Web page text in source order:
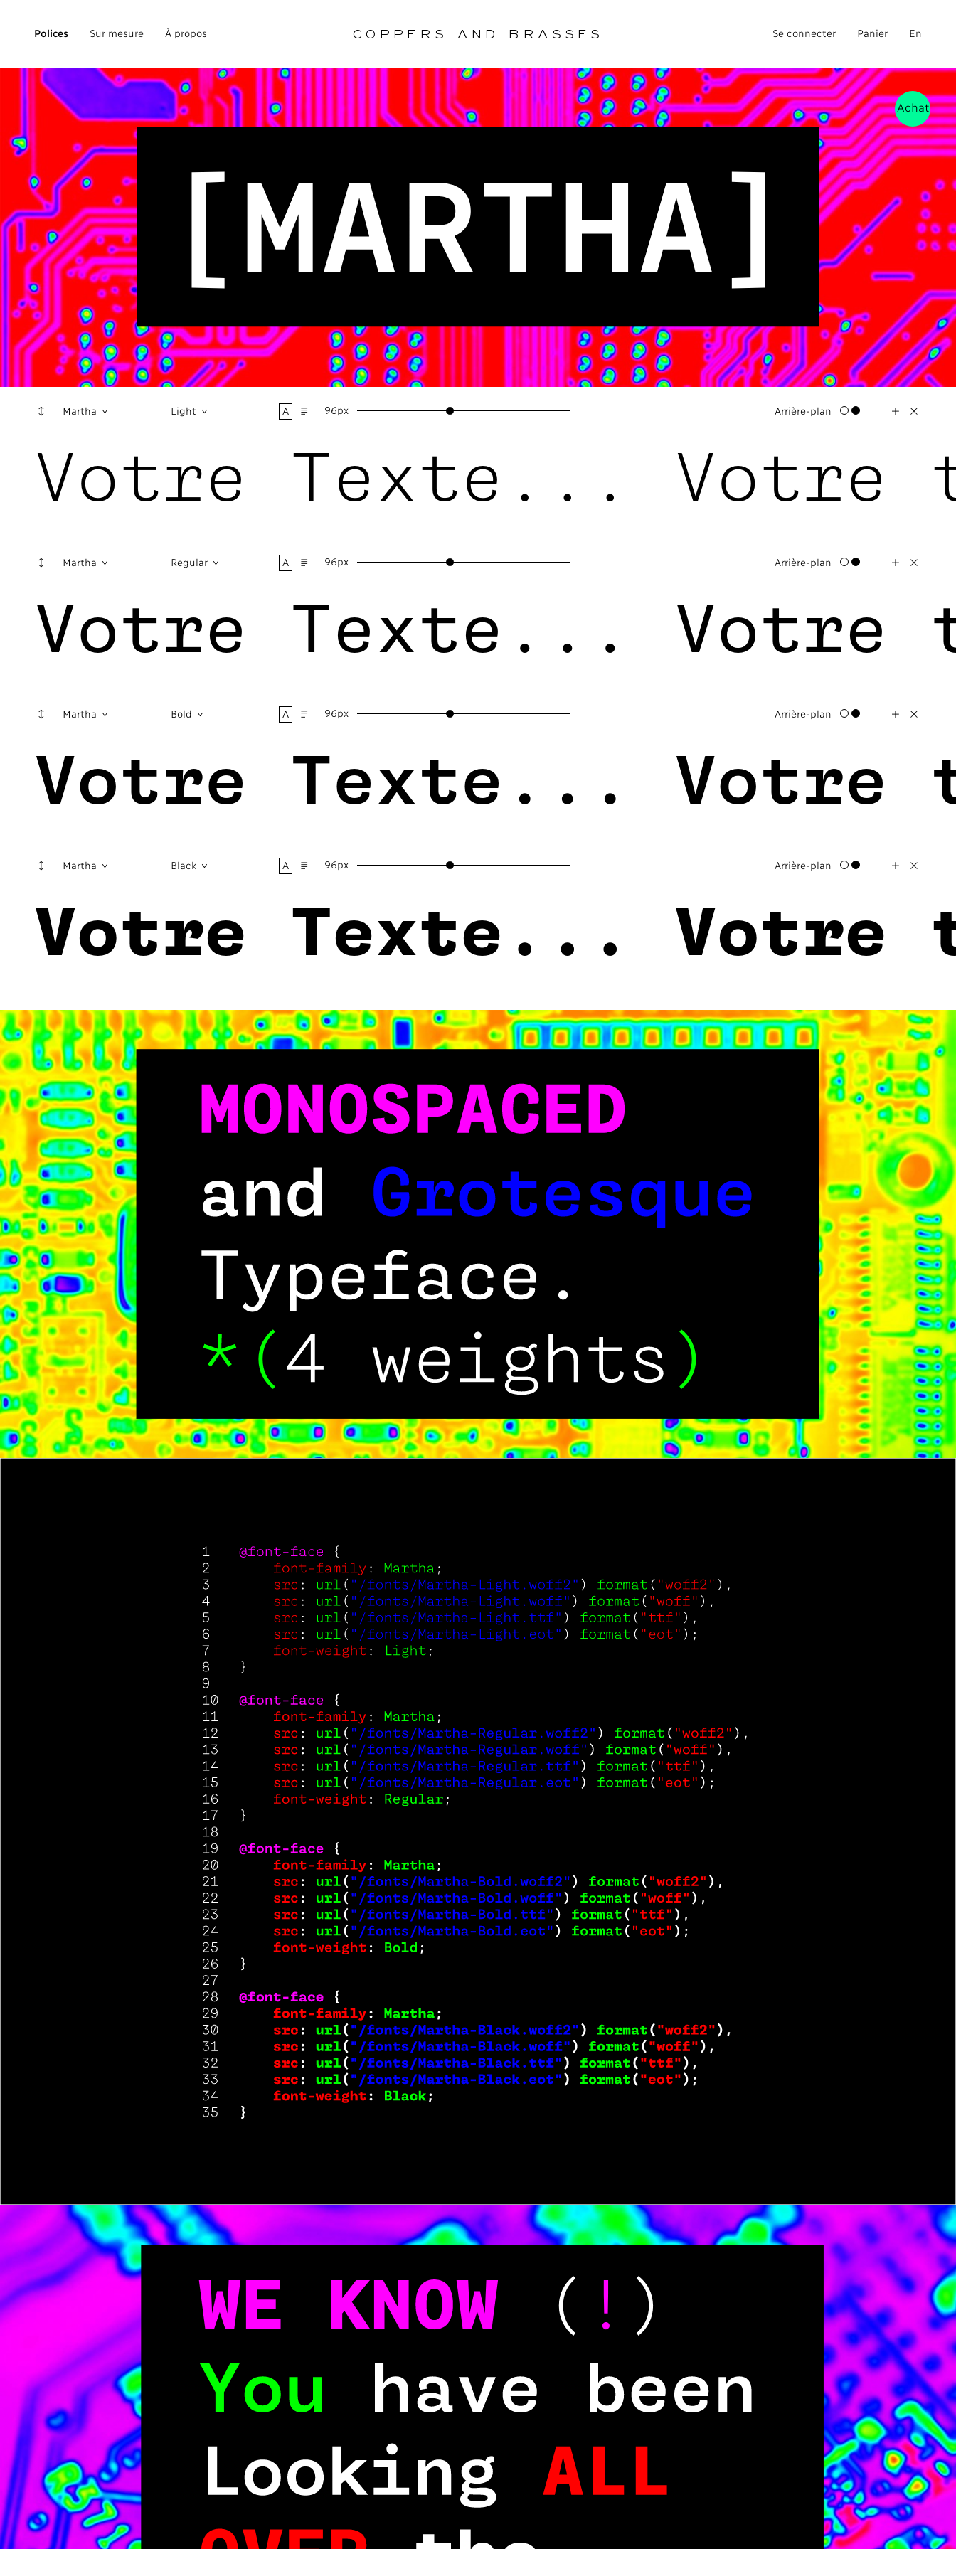
Polices Sur mesure À propos Coppers and Brasses Se connecter Panier En
Achat
↕ Martha Light A ¶ 96px Arrière-plan + X
Votre Texte... Votre
↕ Martha Regular A ¶ 96px Arrière-plan + X
Votre Texte... Votre
↕ Martha Bold A ¶ 96px Arrière-plan + X
Votre Texte... Votre
↕ Martha Black A ¶ 96px Arrière-plan + X
Votre Texte... Votre